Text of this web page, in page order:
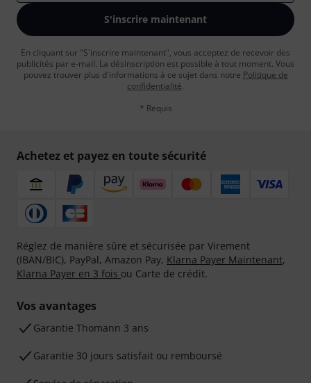
S'inscrire maintenant
En cliquant sur "S'inscrire maintenant", vous acceptez de recevoir des
publicités par e-mail. La désinscription est possible à tout moment. Vous
pouvez trouver plus d'informations à ce sujet dans notre Politique de
confidentialité.
* Requis
Achetez et payez en toute sécurité
Réglez de manière sûre et sécurisée par Virement
(IBAN/BIC), PayPal, Amazon Pay, Klarna Payer Maintenant,
Klarna Payer en 3 fois ou Carte de crédit.
Vos avantages
Ga­ran­tie Thomann 3 ans
Garantie 30 jours satisfait ou remboursé